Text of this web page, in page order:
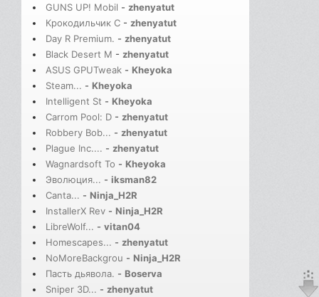
GUNS UP! Mobil - zhenyatut
Крокодильчик С - zhenyatut
Day R Premium. - zhenyatut
Black Desert M - zhenyatut
ASUS GPUTweak - Kheyoka
Steam... - Kheyoka
Intelligent St - Kheyoka
Carrom Pool: D - zhenyatut
Robbery Bob... - zhenyatut
Plague Inc.... - zhenyatut
Wagnardsoft To - Kheyoka
Эволюция... - iksman82
Canta... - Ninja_H2R
InstallerX Rev - Ninja_H2R
LibreWolf... - vitan04
Homescapes... - zhenyatut
NoMoreBackgrou - Ninja_H2R
Пасть дьявола. - Boserva
Sniper 3D... - zhenyatut